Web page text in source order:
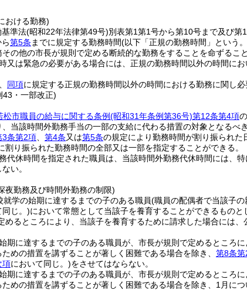
おける勤務)
準法(昭和22年法律第49号)別表第1第1号から第10号まで及び
第5条 までに規定する勤務時間(以下「正規の勤務時間」という
の他の市長が規則で定める断続的な勤務をすることを命ずること
又は緊急の必要がある場合には、正規の勤務時間以外の時間にお
同項に規定する正規の勤務時間以外の時間における勤務に関し
43・一部改正)
松市職員の給与に関する条例(昭和31年条例第36号)第12条第4項
当該時間外勤務手当の一部の支給に代わる措置の対象となるべ
3条第2項 第4条又は第5条の規定により勤務時間が割り振られた
割り振られた勤務時間の全部又は一部を指定することができる。
代休時間を指定された職員は、当該時間外勤務代休時間には、
い。
夜勤務及び時間外勤務の制限)
就学の始期に達するまでの子のある職員(職員の配偶者で当該子
同じ。)において常態として当該子を養育することができるもの
めるところにより、当該子を養育するために請求した場合には
期に達するまでの子のある職員が、市長が規則で定めるところ
めの措置を講ずることが著しく困難である場合を除き、 第8条第
項において同じ。)をさせてはならない。
期に達するまでの子のある職員が、市長が規則で定めるところ
めの措置を講ずることが著しく困難である場合を除き、1月に